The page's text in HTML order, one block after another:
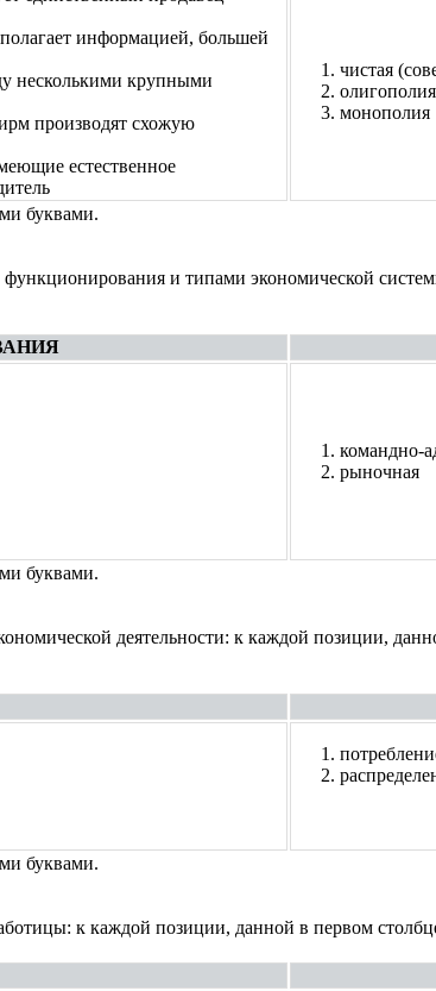
информацией, большей
несколькими крупными
производят схожую
естественное
чистая
олигополия
монополия
буквами.
и типами экономической
командно-
рыночная
буквами.
деятельности: к каждой позиции,
буквами.
к каждой позиции, данной в первом